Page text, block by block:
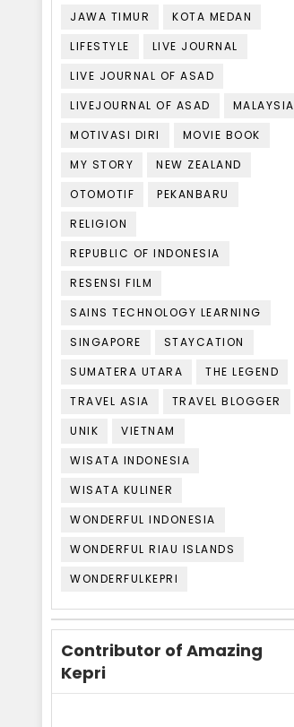
JAWA TIMUR
KOTA MEDAN
LIFESTYLE
LIVE JOURNAL
LIVE JOURNAL OF ASAD
LIVEJOURNAL OF ASAD
MALAYSIA
MOTIVASI DIRI
MOVIE BOOK
MY STORY
NEW ZEALAND
OTOMOTIF
PEKANBARU
RELIGION
REPUBLIC OF INDONESIA
RESENSI FILM
SAINS TECHNOLOGY LEARNING
SINGAPORE
STAYCATION
SUMATERA UTARA
THE LEGEND
TRAVEL ASIA
TRAVEL BLOGGER
UNIK
VIETNAM
WISATA INDONESIA
WISATA KULINER
WONDERFUL INDONESIA
WONDERFUL RIAU ISLANDS
WONDERFULKEPRI
Contributor of Amazing
Kepri